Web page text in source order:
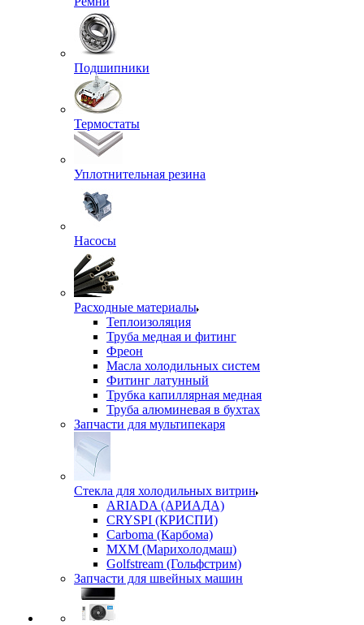
Подшипники
Термостаты
Уплотнительная резина
Насосы
Расходные материалы
Теплоизоляция
Труба медная и фитинг
Фреон
Масла холодильных систем
Фитинг латунный
Трубка капиллярная медная
Труба алюминевая в бухтах
Запчасти для мультипекаря
Стекла для холодильных витрин
ARIADA (АРИАДА)
CRYSPI (КРИСПИ)
Carboma (Карбома)
MXM (Марихолодмаш)
Golfstream (Гольфстрим)
Запчасти для швейных машин